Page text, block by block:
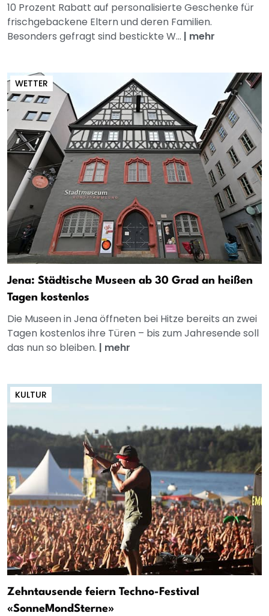
10 Prozent Rabatt auf personalisierte Geschenke für
frischgebackene Eltern und deren Familien.
Besonders gefragt sind bestickte W... | mehr
WETTER
Jena: Städtische Museen ab 30 Grad an heißen
Tagen kostenlos
Die Museen in Jena öffneten bei Hitze bereits an zwei
Tagen kostenlos ihre Türen – bis zum Jahresende soll
das nun so bleiben. | mehr
KULTUR
Zehntausende feiern Techno-Festival
«SonneMondSterne»